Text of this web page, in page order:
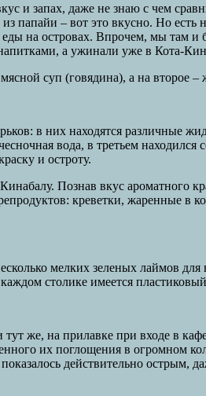
и запах, даже не знаю с чем
– вот это вкусно. Но есть
на островах. Впрочем, мы там
а ужинали уже в Кота-
суп (говядина), а на
в них находятся различные
вода, в третьем
и остроту.
Познав вкус ароматного
креветки, жаренные в
мелких зеленых лаймов для
столике имеется
же, на прилавке при входе в
их поглощения в огромном
действительно острым,